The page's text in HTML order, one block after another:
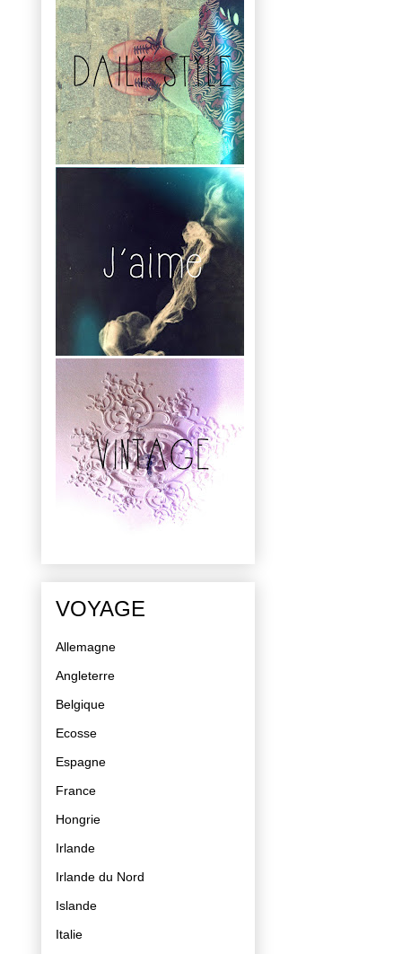
VOYAGE
Allemagne
Angleterre
Belgique
Ecosse
Espagne
France
Hongrie
Irlande
Irlande du Nord
Islande
Italie